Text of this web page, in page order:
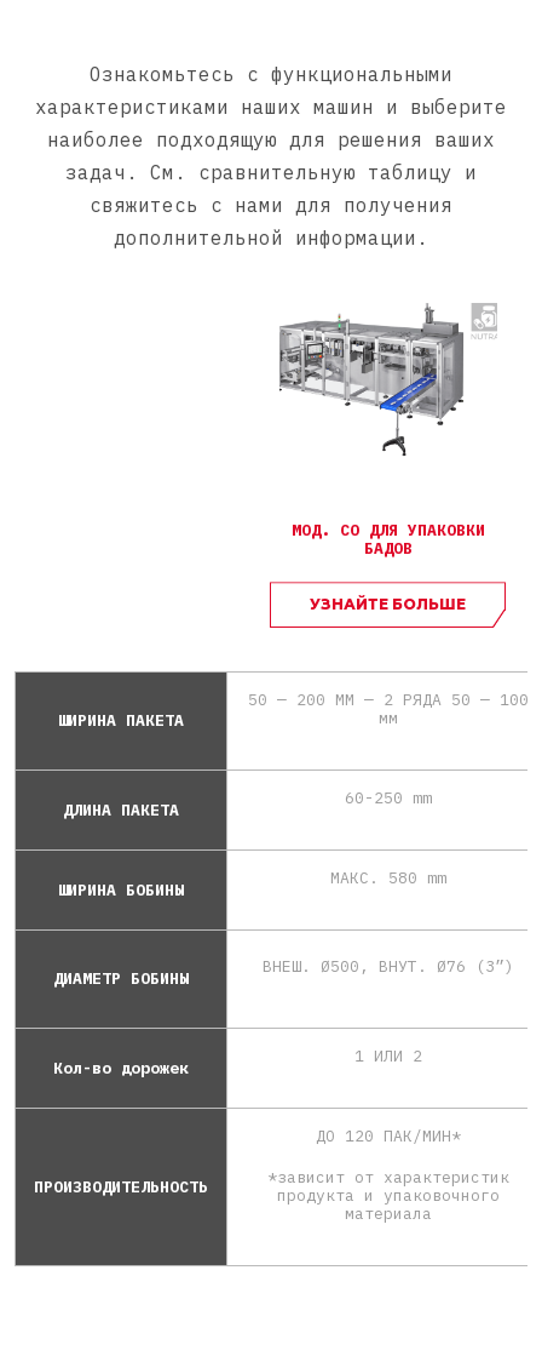
Ознакомьтесь с функциональными
характеристиками наших машин и выберите
наиболее подходящую для решения ваших
задач. См. сравнительную таблицу и
свяжитесь с нами для получения
дополнительной информации.
МОД. CO ДЛЯ УПАКОВКИ
БАДОВ
УЗНАЙТЕ БОЛЬШЕ
ШИРИНА ПАКЕТА
50 — 200 MM — 2 РЯДА 50 — 100
мм
ДЛИНА ПАКЕТА
60-250 mm
ШИРИНА БОБИНЫ
МАКС. 580 mm
ДИАМЕТР БОБИНЫ
ВНЕШ. Ø500, ВНУТ. Ø76 (3”)
Кол-во дорожек
1 ИЛИ 2
ПРОИЗВОДИТЕЛЬНОСТЬ
ДО 120 ПАК/МИН*
*зависит от характеристик
продукта и упаковочного
материала